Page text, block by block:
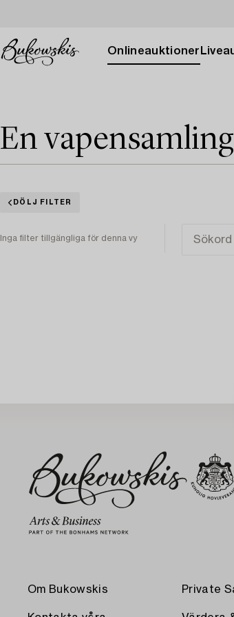
Onlineauktioner
En vapensamling
DÖLJ FILTER
Inga filter tillgängliga för denna vy
Om Bukowskis Private